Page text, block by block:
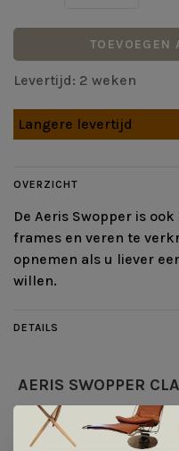
TOEVOEGEN
Levertijd: 2 weken
Langere levertijd
OVERZICHT
De Aeris Swopper is
frames en veren te
opnemen als u liever
willen.
DETAILS
AERIS SWOPPER
JE VOELT JE ZOALS JE
Model: